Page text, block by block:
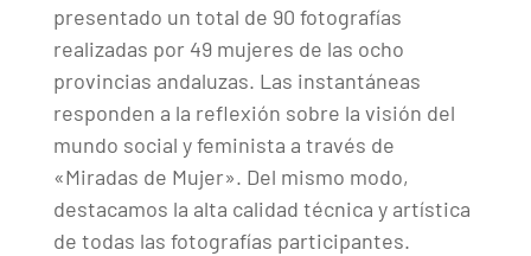
presentado un total de 90 fotografías
realizadas por 49 mujeres de las ocho
provincias andaluzas. Las instantáneas
responden a la reflexión sobre la visión del
mundo social y feminista a través de
«Miradas de Mujer». Del mismo modo,
destacamos la alta calidad técnica y artística
de todas las fotografías participantes.